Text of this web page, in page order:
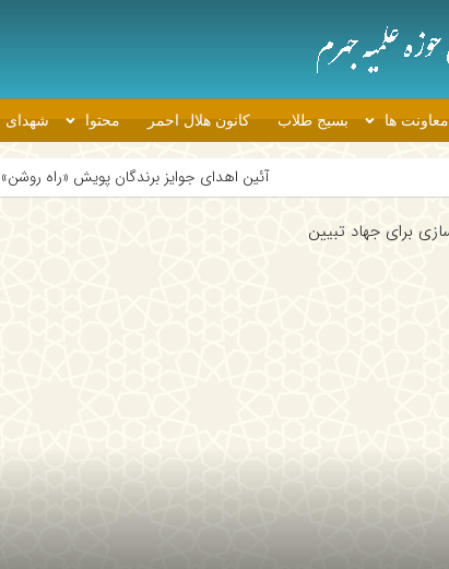
معاونت ها بسیج طلاب کانون هلال احمر محتوا شهدای
آئین اهدای جوایز برندگان پویش «راه روشن» در بخش سیمکان